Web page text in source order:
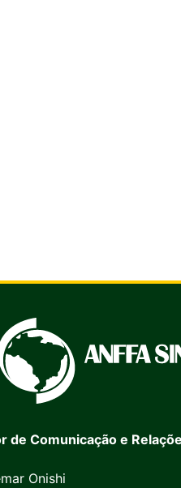
de Comunicação e
Onishi